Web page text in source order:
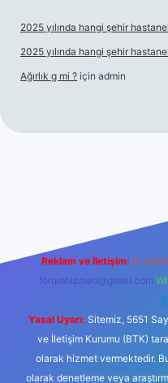
2025 yılında hangi şehir
2025 yılında hangi şehir
Ağırlık g mi ? için admin
Reklam ve İletişim: E-mail:
forumhizmeti@gmail.com
Yasal Uyarı: Sitemiz, 5651
ve İletişim Kurumu (BTK)
olarak hizmet vermektedir.
olarak denetleme veya